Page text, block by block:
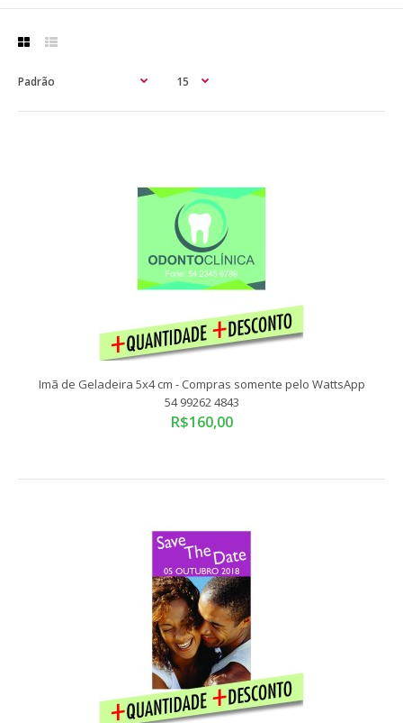
54 99262 4843
R$160,00
são o Brinde perfeito pelo seu custo benef..
Imã de Geladeira 5x4 cm - Compras somente pelo WattsApp
54 99262 4843
R$160,00